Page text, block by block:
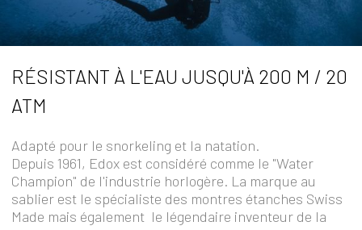
RÉSISTANT À L'EAU JUSQU'À 200 M / 20
ATM
Adapté pour le snorkeling et la natation.
Depuis 1961, Edox est considéré comme le "Water
Champion" de l'industrie horlogère. La marque au
sablier est le spécialiste des montres étanches Swiss
Made mais également le légendaire inventeur de la